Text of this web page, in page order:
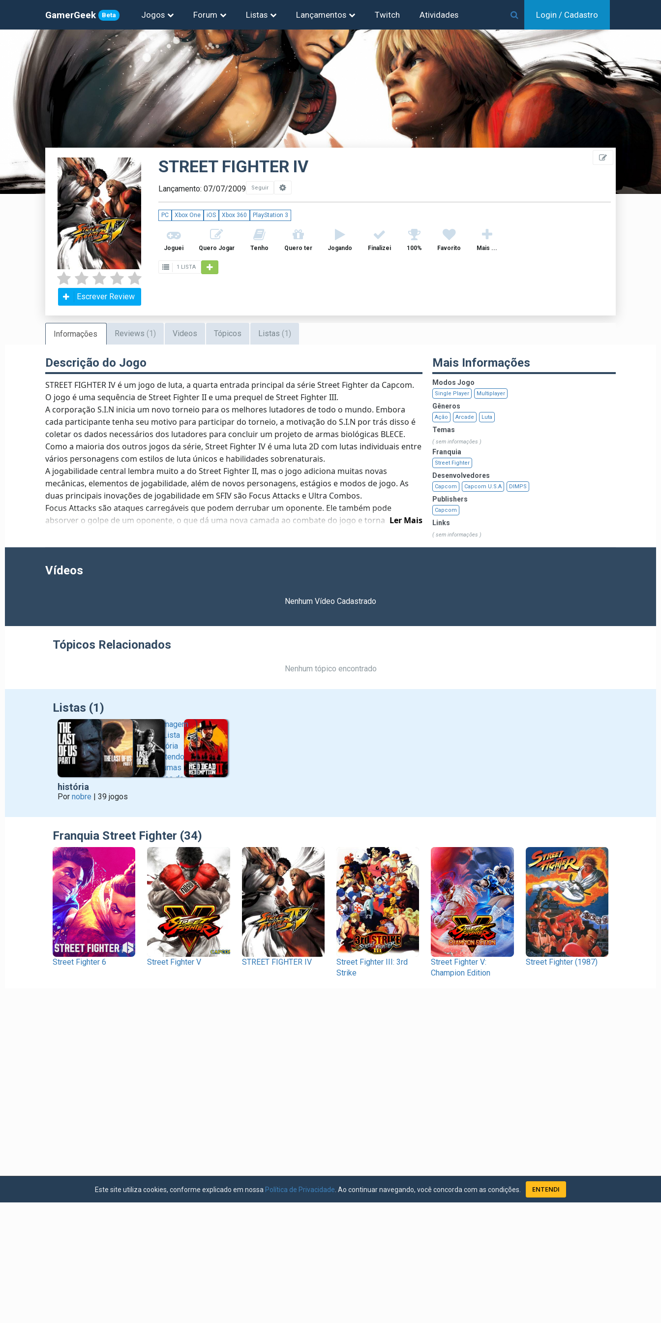
GamerGeek Beta Jogos Forum Listas Lançamentos Twitch Atividades Login / Cadastro
Escrever Review
STREET FIGHTER IV
Lançamento: 07/07/2009 Seguir
PC Xbox One iOS Xbox 360 PlayStation 3
Joguei Quero Jogar Tenho Quero ter Jogando Finalizei 100% Favorito Mais ...
1 LISTA
Informações Reviews (1) Videos Tópicos Listas (1)
Descrição do Jogo
Ler Mais
STREET FIGHTER IV é um jogo de luta, a quarta entrada principal da série Street Fighter da Capcom.
O jogo é uma sequência de Street Fighter II e uma prequel de Street Fighter III.
A corporação S.I.N inicia um novo torneio para os melhores lutadores de todo o mundo. Embora
cada participante tenha seu motivo para participar do torneio, a motivação do S.I.N por trás disso é
coletar os dados necessários dos lutadores para concluir um projeto de armas biológicas BLECE.
Como a maioria dos outros jogos da série, Street Fighter IV é uma luta 2D com lutas individuais entre
vários personagens com estilos de luta únicos e habilidades sobrenaturais.
A jogabilidade central lembra muito a do Street Fighter II, mas o jogo adiciona muitas novas
mecânicas, elementos de jogabilidade, além de novos personagens, estágios e modos de jogo. As
duas principais inovações de jogabilidade em SFIV são Focus Attacks e Ultra Combos.
Focus Attacks são ataques carregáveis ​​que podem derrubar um oponente. Ele também pode
absorver o golpe de um oponente, o que dá uma nova camada ao combate do jogo e torna a
do oponente.
mais poderosas dos ataques especiais do personagem.
Mais Informações
Modos Jogo
Single Player Multiplayer
Gêneros
Ação Arcade Luta
Temas
( sem informações )
Franquia
Street Fighter
Desenvolvedores
Capcom Capcom U.S.A DIMPS
Publishers
Capcom
Links
( sem informações )
Vídeos
Nenhum Vídeo Cadastrado
Tópicos Relacionados
Nenhum tópico encontrado
Listas (1)
história
Por nobre | 39 jogos
Franquia Street Fighter (34)
Street Fighter 6 Street Fighter V STREET FIGHTER IV
Street Fighter III: 3rd
Strike
Street Fighter V:
Champion Edition
Street Fighter (1987)
Este site utiliza cookies, conforme explicado em nossa Política de Privacidade . Ao continuar navegando, você concorda com as condições. ENTENDI